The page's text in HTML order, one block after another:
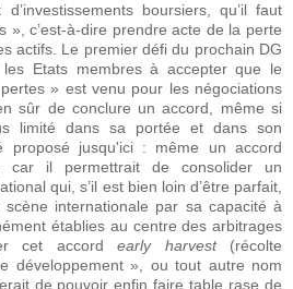
boursiers, qu’il faut
», c’est-à-dire prendre acte de la perte
actifs. Le premier défi du prochain DG
les Etats membres à accepter que le
» est venu pour les négociations
sûr de conclure un accord, même si
limité dans sa portée et dans son
jusqu'ici : même un accord
car il permettrait de consolider un
qui, s’il est bien loin d’être parfait,
internationale par sa capacité à
établies au centre des arbitrages
cet accord early harvest (récolte
développement », ou tout autre nom
de pouvoir enfin faire table rase de